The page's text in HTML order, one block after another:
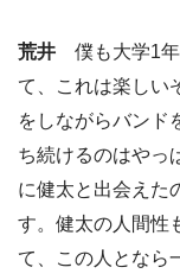
荒井 僕も大学1年
て、これは楽しい
をしながらバンド
ち続けるのはやっ
に健太と出会えた
す。健太の人間性
て、この人となら